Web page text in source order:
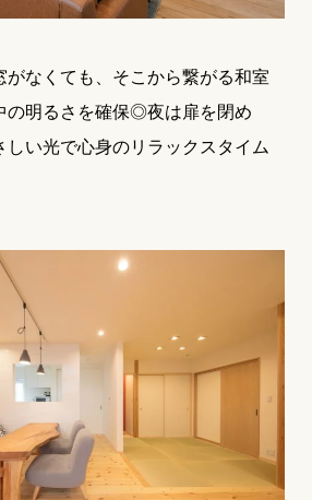
がなくても、そこから繋がる和室
の明るさを確保◎夜は扉を閉め
しい光で心身のリラックスタイム